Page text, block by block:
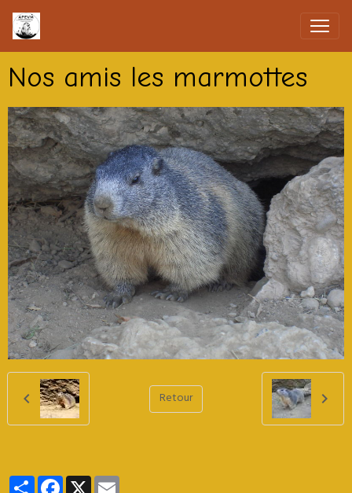
Nos amis les marmottes
Retour
PartagerFacebook
X